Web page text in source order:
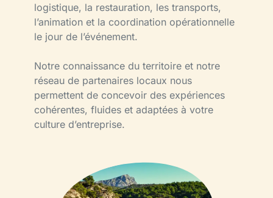
logistique, la restauration, les transports,
l’animation et la coordination opérationnelle
le jour de l’événement.
Notre connaissance du territoire et notre
réseau de partenaires locaux nous
permettent de concevoir des expériences
cohérentes, fluides et adaptées à votre
culture d’entreprise.